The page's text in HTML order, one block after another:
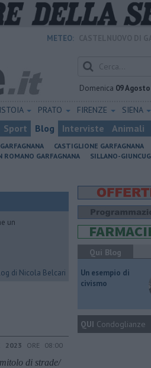
METEO:
Domenica 09
PRATO FIRENZE SIENA
Sport Blog Interviste Animali
CASTIGLIONE GARFAGNANA
ROMANO GARFAGNANA SILLANO-
un
di Nicola Belcari
2023 ORE 08:00
di strade/
Qui Blog
​Un esempio di
civismo
QUI Condoglianze